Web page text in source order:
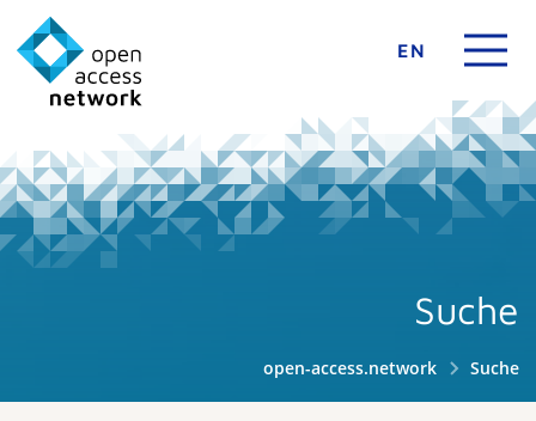
EN
Suche
open-access.network Suche